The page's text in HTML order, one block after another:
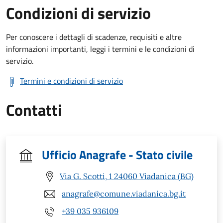
Condizioni di servizio
Per conoscere i dettagli di scadenze, requisiti e altre
informazioni importanti, leggi i termini e le condizioni di
servizio.
Termini e condizioni di servizio
Contatti
Ufficio Anagrafe - Stato civile
Via G. Scotti, 1 24060 Viadanica (BG)
anagrafe@comune.viadanica.bg.it
+39 035 936109